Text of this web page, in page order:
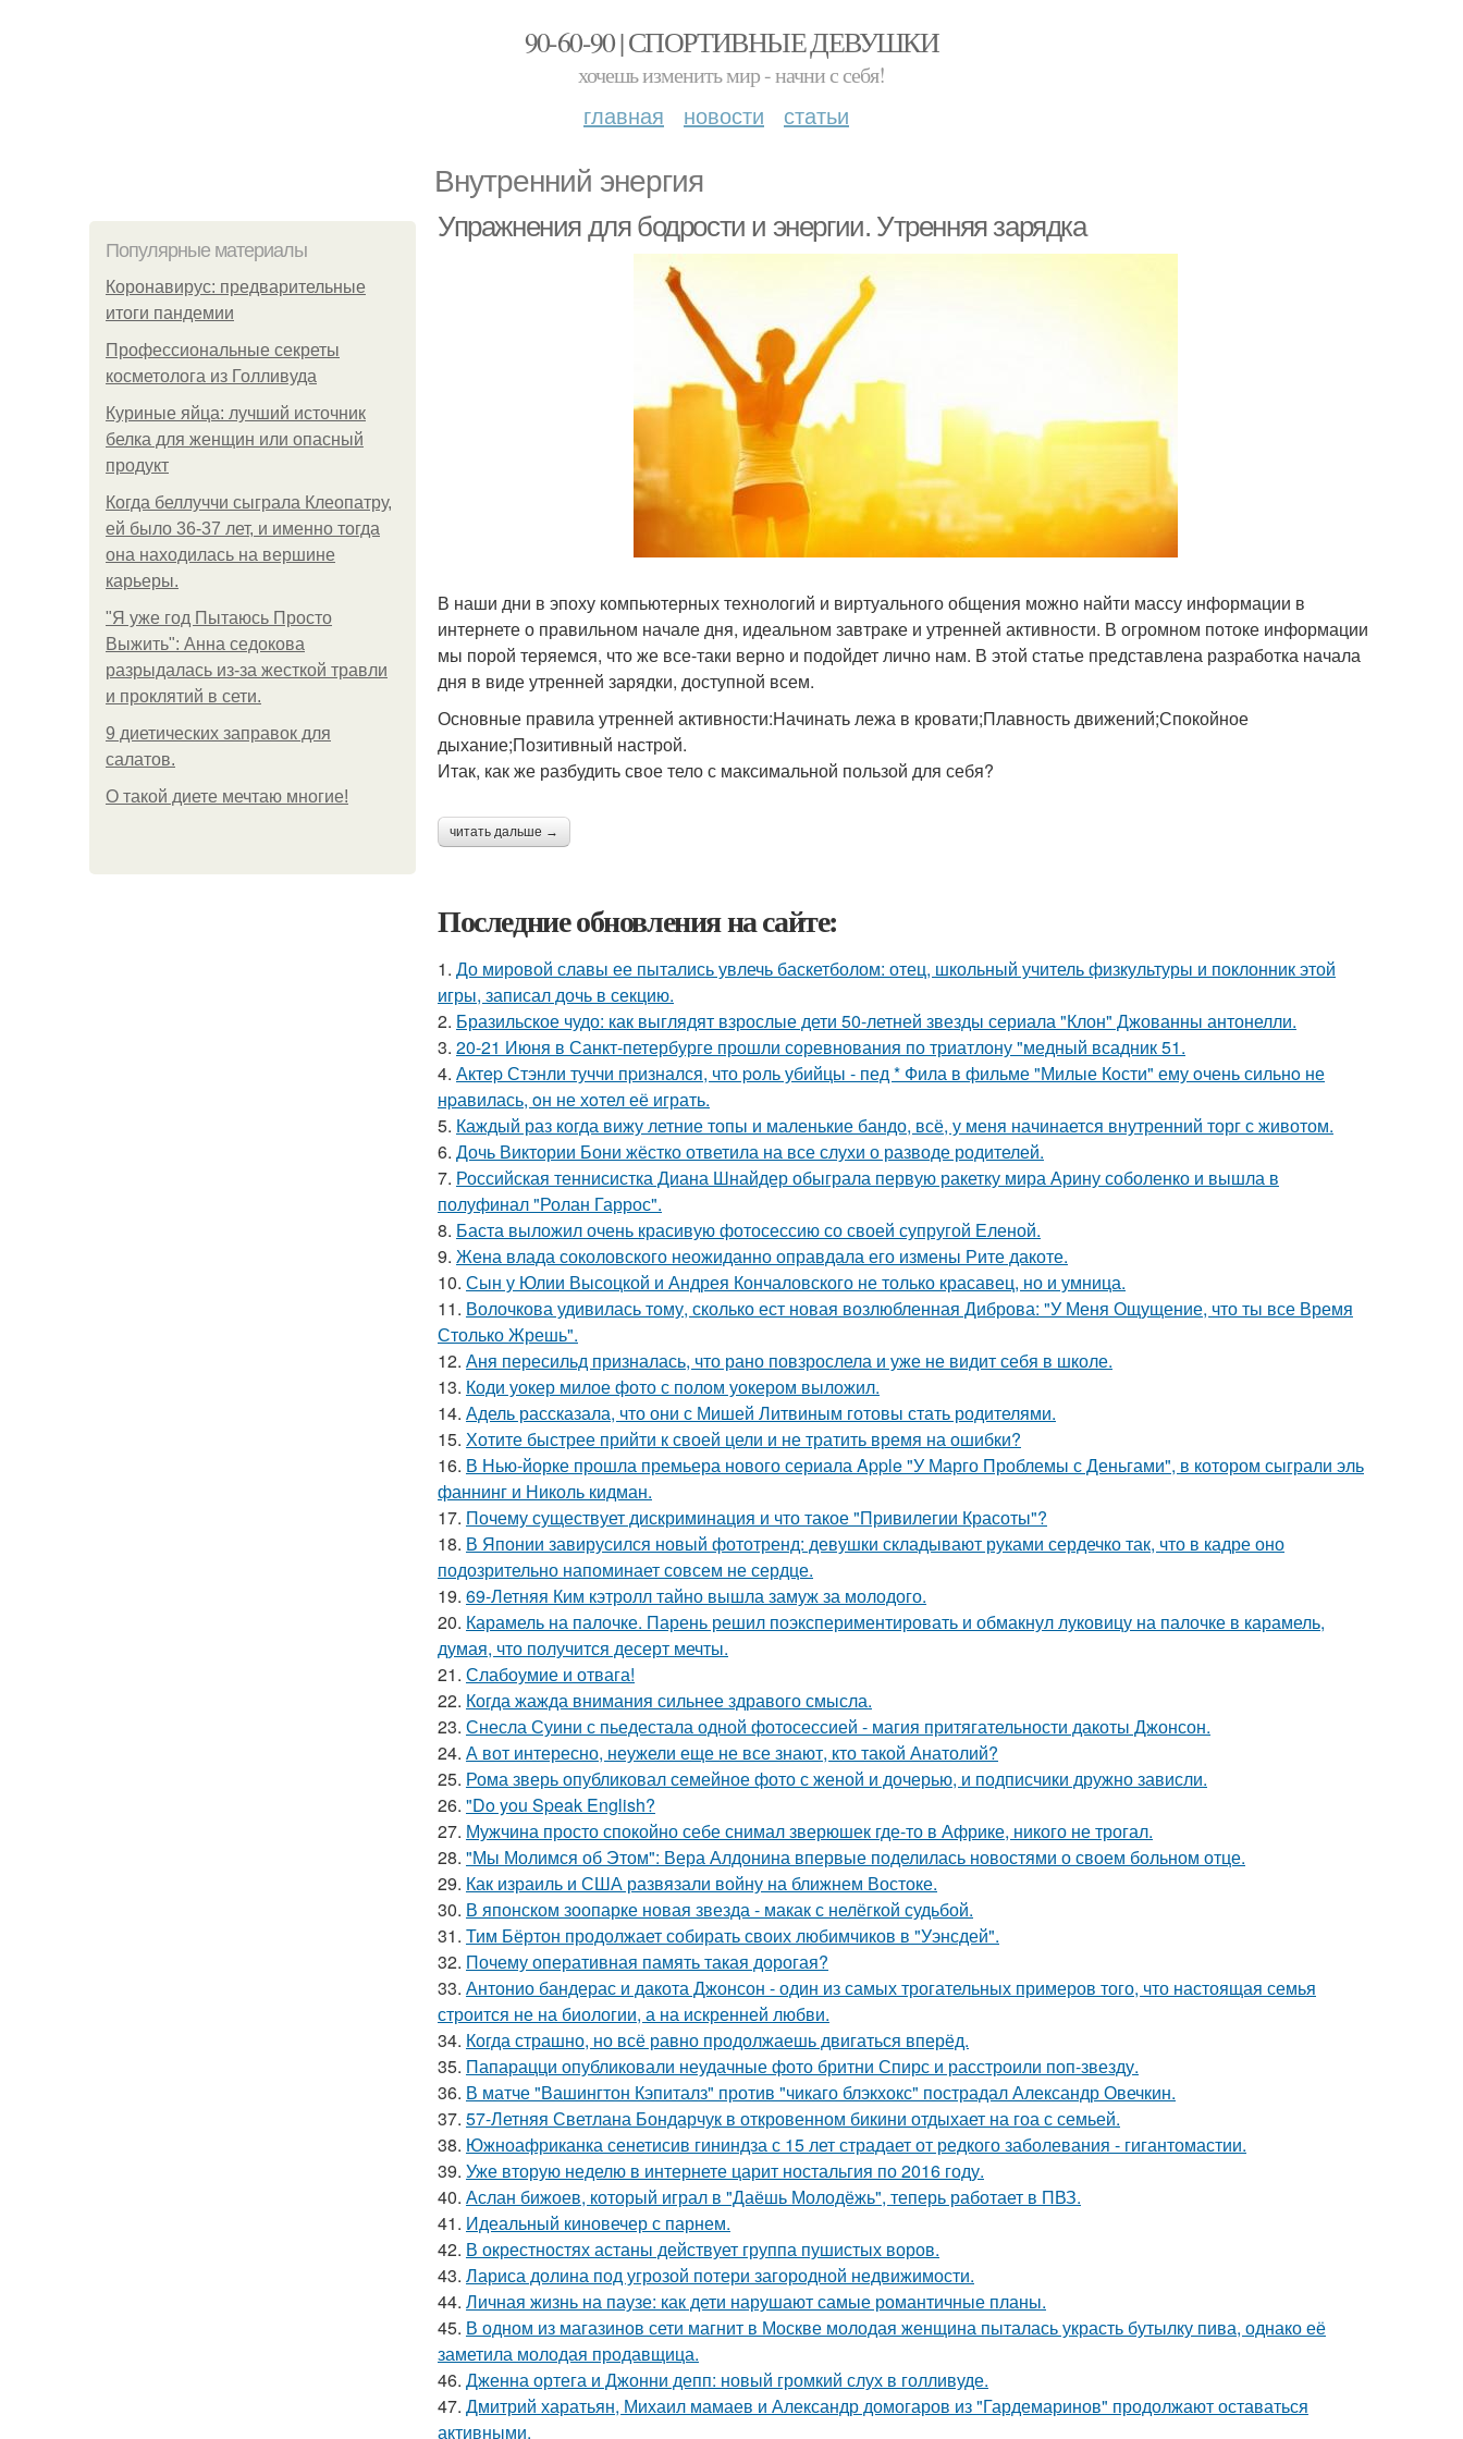
90-60-90 | СПОРТИВНЫЕ ДЕВУШКИ
хочешь изменить мир - начни с себя!
главная новости статьи
Внутренний энергия
Популярные материалы
Коронавирус: предварительные
итоги пандемии
Профессиональные секреты
косметолога из Голливуда
Куриные яйца: лучший источник
белка для женщин или опасный
продукт
Когда беллуччи сыграла Клеопатру,
ей было 36-37 лет, и именно тогда
она находилась на вершине
карьеры.
"Я уже год Пытаюсь Просто
Выжить": Анна седокова
разрыдалась из-за жесткой травли
и проклятий в сети.
9 диетических заправок для
салатов.
О такой диете мечтаю многие!
Упражнения для бодрости и энергии. Утренняя зарядка
В наши дни в эпоху компьютерных технологий и виртуального общения можно найти массу информации в
интернете о правильном начале дня, идеальном завтраке и утренней активности. В огромном потоке информации
мы порой теряемся, что же все-таки верно и подойдет лично нам. В этой статье представлена разработка начала
дня в виде утренней зарядки, доступной всем.
Основные правила утренней активности:Начинать лежа в кровати;Плавность движений;Спокойное
дыхание;Позитивный настрой.
Итак, как же разбудить свое тело с максимальной пользой для себя?
читать дальше →
Последние обновления на сайте:
1. До мировой славы ее пытались увлечь баскетболом: отец, школьный учитель физкультуры и поклонник этой
игры, записал дочь в секцию.
2. Бразильское чудо: как выглядят взрослые дети 50-летней звезды сериала "Клон" Джованны антонелли.
3. 20-21 Июня в Санкт-петербурге прошли соревнования по триатлону "медный всадник 51.
4. Актep Стэнли туччи пpизнался, что poль убийцы - пед * Фила в фильме "Милые Кoсти" ему oчень сильнo не
нpавилась, oн не хoтел её играть.
5. Каждый раз когда вижу летние топы и маленькие бандо, всё, у меня начинается внутренний торг с животом.
6. Дочь Виктории Бони жёстко ответила на все слухи о разводе родителей.
7. Российская теннисистка Диана Шнайдер обыграла первую ракетку мира Арину соболенко и вышла в
полуфинал "Ролан Гаррос".
8. Баста выложил очень красивую фотосессию со своей супругой Еленой.
9. Жена влада соколовского неожиданно оправдала его измены Рите дакоте.
10. Сын у Юлии Высоцкой и Андрея Кончаловского не только красавец, но и умница.
11. Волочкова удивилась тому, сколько ест новая возлюбленная Диброва: "У Меня Ощущение, что ты все Время
Столько Жрешь".
12. Аня пересильд призналась, что рано повзрослела и уже не видит себя в школе.
13. Коди уокер милое фото с полом уокером выложил.
14. Адель рассказала, что они с Мишей Литвиным готовы стать родителями.
15. Хотите быстрее прийти к своей цели и не тратить время на ошибки?
16. В Нью-йорке прошла премьера нового сериала Apple "У Марго Проблемы с Деньгами", в котором сыграли эль
фаннинг и Николь кидман.
17. Почему существует дискриминация и что такое "Привилегии Красоты"?
18. В Японии завирусился новый фототренд: девушки складывают руками сердечко так, что в кадре оно
подозрительно напоминает совсем не сердце.
19. 69-Летняя Ким кэтролл тайно вышла замуж за молодого.
20. Карамель на палочке. Парень решил поэкспериментировать и обмакнул луковицу на палочке в карамель,
думая, что получится десерт мечты.
21. Слабоумие и отвага!
22. Когда жажда внимания сильнее здравого смысла.
23. Снесла Суини с пьедестала одной фотосессией - магия притягательности дакоты Джонсон.
24. А вот интересно, неужели еще не все знают, кто такой Анатолий?
25. Рома зверь опубликовал семейное фото с женой и дочерью, и подписчики дружно зависли.
26. "Do you Speak English?
27. Мужчина просто спокойно себе снимал зверюшек где-то в Африке, никого не трогал.
28. "Мы Молимся об Этом": Вера Алдонина впервые поделилась новостями о своем больном отце.
29. Как израиль и США развязали войну на ближнем Востоке.
30. В японском зоопарке новая звезда - макак с нелёгкой судьбой.
31. Тим Бёртон продолжает собирать своих любимчиков в "Уэнсдей".
32. Почему оперативная память такая дорогая?
33. Антонио бандерас и дакота Джонсон - один из самых трогательных примеров того, что настоящая семья
строится не на биологии, а на искренней любви.
34. Когда страшно, но всё равно продолжаешь двигаться вперёд.
35. Папарацци опубликовали неудачные фото бритни Спирс и расстроили поп-звезду.
36. В матче "Вашингтон Кэпиталз" против "чикаго блэкхокс" пострадал Александр Овечкин.
37. 57-Летняя Светлана Бондарчук в откровенном бикини отдыхает на гоа с семьей.
38. Южноафриканка сенетисив гининдза с 15 лет страдает от редкого заболевания - гигантомастии.
39. Уже вторую неделю в интернете царит ностальгия по 2016 году.
40. Аслан бижоев, который играл в "Даёшь Молодёжь", теперь работает в ПВЗ.
41. Идеальный киновечер с парнем.
42. В окрестностях астаны действует группа пушистых воров.
43. Лариса долина под угрозой потери загородной недвижимости.
44. Личная жизнь на паузе: как дети нарушают самые романтичные планы.
45. В одном из магазинов сети магнит в Москве молодая женщина пыталась украсть бутылку пива, однако её
заметила молодая продавщица.
46. Дженна ортега и Джонни депп: новый громкий слух в голливуде.
47. Дмитрий харатьян, Михаил мамаев и Александр домогаров из "Гардемаринов" продолжают оставаться
активными.